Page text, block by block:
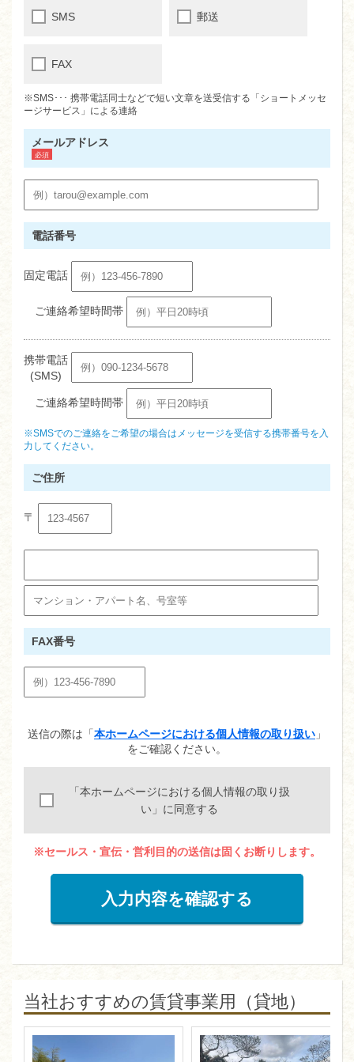
SMS 郵送
FAX
※SMS･･･ 携帯電話同士などで短い文章を送受信する「ショートメッセ
ージサービス」による連絡
メールアドレス
電話番号
固定電話
ご連絡希望時間帯
携帯電話
(SMS)
ご連絡希望時間帯
※SMSでのご連絡をご希望の場合はメッセージを受信する携帯番号を入
力してください。
ご住所
〒
FAX番号
送信の際は「 本ホームページにおける個人情報の取り扱い 」
をご確認ください。
「本ホームページにおける個人情報の取り扱
い」に同意する
※セールス・宣伝・営利目的の送信は固くお断りします。
入力内容を確認する
当社おすすめの賃貸事業用（貸地）